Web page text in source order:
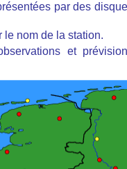
par des
le nom de la station.
et